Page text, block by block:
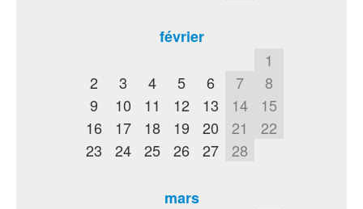
février
1
2
3 4 5 6 7
8
9
10 11 12 13 14
15
16
17 18 19 20 21
22
23
24 25 26 27 28
mars